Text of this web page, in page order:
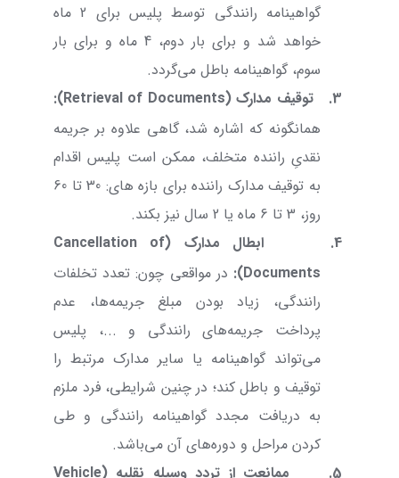
گواهینامه رانندگی توسط پلیس برای 2 ماه
خواهد شد و برای بار دوم، 4 ماه و برای بار
سوم، گواهینامه باطل می‌گردد.
3.
توقیف مدارک (Retrieval of Documents
):
همانگونه که اشاره شد، گاهی علاوه بر جریمه
نقدیِ راننده متخلف، ممکن است پلیس اقدام
به توقیف مدارک راننده برای بازه های: 30 تا 60
روز، 3 تا 6 ماه یا 2 سال نیز بکند.
4.
ابطال مدارک (Cancellation of
Documents
): در مواقعی چون: تعدد تخلفات
رانندگی، زیاد بودن مبلغ جریمه‌ها، عدم
پرداخت جریمه‌های رانندگی و ...، پلیس
می‌تواند گواهینامه یا سایر مدارک مرتبط را
توقیف و باطل کند؛ در چنین شرایطی، فرد ملزم
به دریافت مجدد گواهینامه رانندگی و طی
کردن مراحل و دوره‌های آن می‌باشد.
5.
ممانعت از تردد وسیله نقلیه (Vehicle